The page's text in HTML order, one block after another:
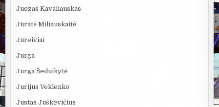
Juozas Kavaliauskas
Jūratė Miliauskaitė
Jūreiviai
Jurga
Jurga Šeduikytė
Jurijus Veklenko
Justas Juškevičius